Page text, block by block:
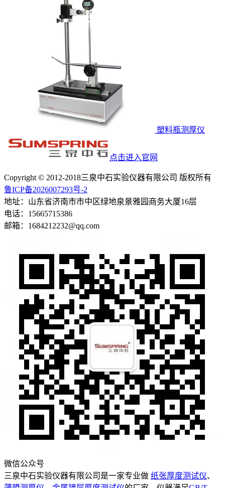
塑料瓶测厚仪
点击进入官网
Copyright © 2012-2018三泉中石实验仪器有限公司 版权所有
鲁ICP备2026007293号-2
地址：山东省济南市市中区绿地泉景雅园商务大厦16层
电话：15665715386
邮箱：1684212232@qq.com
微信公众号
三泉中石实验仪器有限公司是一家专业做 纸张厚度测试仪、